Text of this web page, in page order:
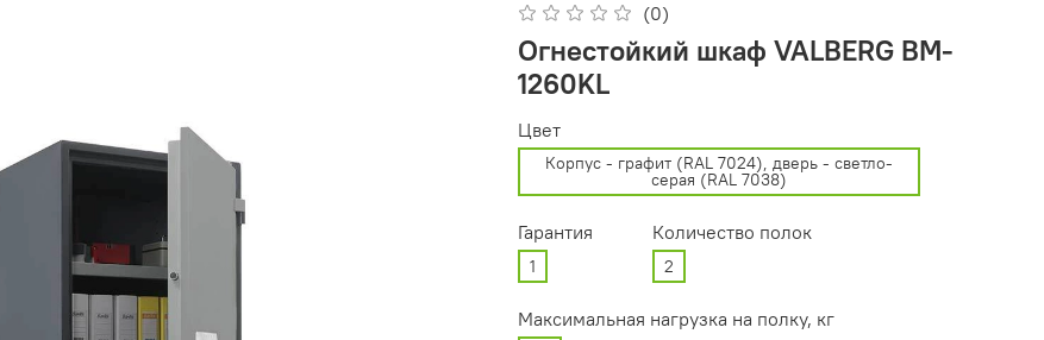
(0)
Огнестойкий шкаф VALBERG BM-
1260KL
Цвет
Корпус - графит (RAL 7024), дверь - светло-
серая (RAL 7038)
Гарантия
1
Количество полок
2
Максимальная нагрузка на полку, кг